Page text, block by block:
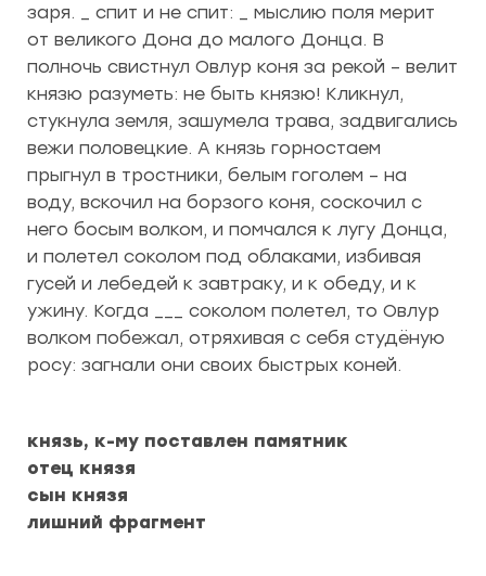
заря. _ спит и не спит: _ мыслию поля мерит
от великого Дона до малого Донца. В
полночь свистнул Овлур коня за рекой – велит
князю разуметь: не быть князю! Кликнул,
стукнула земля, зашумела трава, задвигались
вежи половецкие. А князь горностаем
прыгнул в тростники, белым гоголем – на
воду, вскочил на борзого коня, соскочил с
него босым волком, и помчался к лугу Донца,
и полетел соколом под облаками, избивая
гусей и лебедей к завтраку, и к обеду, и к
ужину. Когда ___ соколом полетел, то Овлур
волком побежал, отряхивая с себя студёную
росу: загнали они своих быстрых коней.
князь, к-му поставлен памятник
отец князя
сын князя
лишний фрагмент